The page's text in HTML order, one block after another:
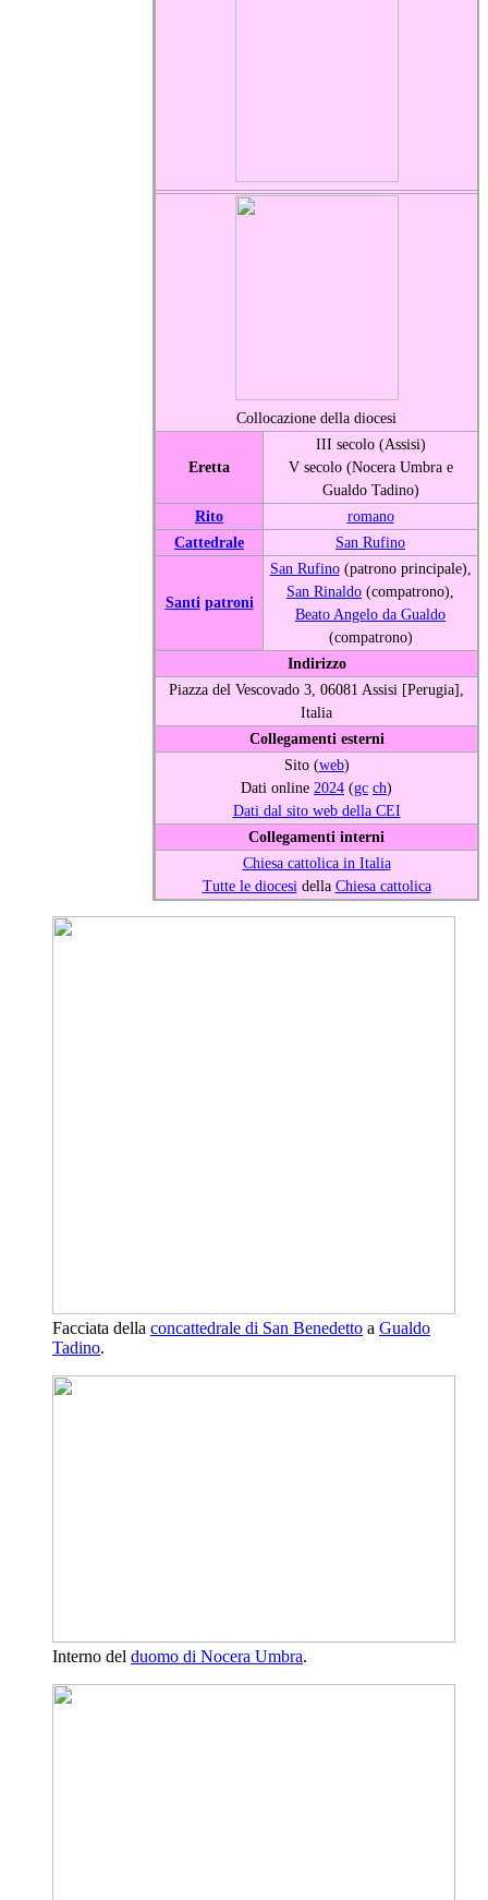
Collocazione della diocesi
Eretta
III secolo (Assisi)
V secolo (Nocera Umbra e
Gualdo Tadino)
Rito
romano
Cattedrale
San Rufino
Santi patroni
San Rufino(patrono principale),
San Rinaldo (compatrono),
Beato Angelo da Gualdo
(compatrono)
Indirizzo
Piazza del Vescovado 3, 06081 Assisi [Perugia],
Italia
Collegamenti esterni
Sito (web)
Dati online 2024 (gc ch)
Dati dal sito web della CEI
Collegamenti interni
Chiesa cattolica in Italia
Tutte le diocesi della Chiesa cattolica
Facciata della concattedrale di San Benedetto a Gualdo
Tadino.
Interno del duomo di Nocera Umbra.